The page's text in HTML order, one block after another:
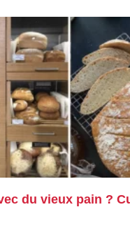
du vieux pain ?